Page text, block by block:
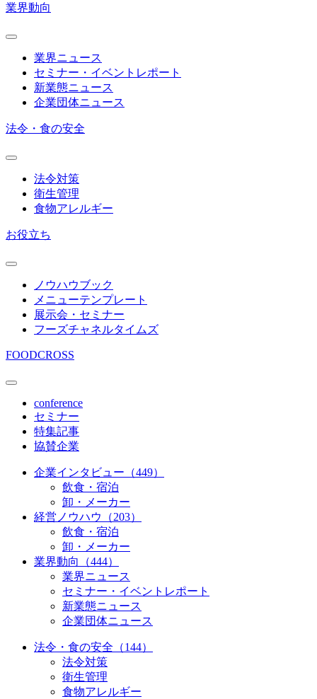
業界動向
業界ニュース
セミナー・イベントレポート
新業態ニュース
企業団体ニュース
法令・食の安全
法令対策
衛生管理
食物アレルギー
お役立ち
ノウハウブック
メニューテンプレート
展示会・セミナー
フーズチャネルタイムズ
FOODCROSS
conference
セミナー
特集記事
協賛企業
企業インタビュー（449）
飲食・宿泊
卸・メーカー
経営ノウハウ（203）
飲食・宿泊
卸・メーカー
業界動向（444）
業界ニュース
セミナー・イベントレポート
新業態ニュース
企業団体ニュース
法令・食の安全（144）
法令対策
衛生管理
食物アレルギー